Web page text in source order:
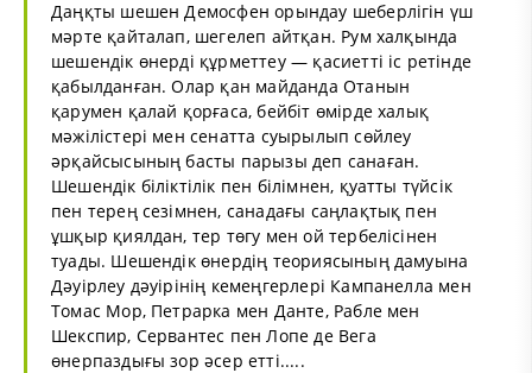
Даңқты шешен Демосфен орындау шеберлігін үш
мәрте қайталап, шегелеп айтқан. Рум халқында
шешендік өнерді құрметтеу — қасиетті іс ретінде
қабылданған. Олар қан майданда Отанын
қарумен қалай қорғаса, бейбіт өмірде халық
мәжілістері мен сенатта суырылып сөйлеу
әрқайсысының басты парызы деп санаған.
Шешендік біліктілік пен білімнен, қуатты түйсік
пен терең сезімнен, санадағы саңлақтық пен
ұшқыр қиялдан, тер төгу мен ой тербелісінен
туады. Шешендік өнердің теориясының дамуына
Дәуірлеу дәуірінің кемеңгерлері Кампанелла мен
Томас Мор, Петрарка мен Данте, Рабле мен
Шекспир, Сервантес пен Лопе де Вега
өнерпаздығы зор әсер етті.....